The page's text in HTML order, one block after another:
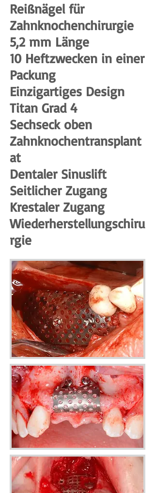
Reißnägel für
Zahnknochenchirurgie
5,2 mm Länge
10 Heftzwecken in einer
Packung
Einzigartiges Design
Titan Grad 4
Sechseck oben
Zahnknochentransplant
at
Dentaler Sinuslift
Seitlicher Zugang
Krestaler Zugang
Wiederherstellungschiru
rgie